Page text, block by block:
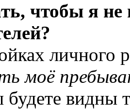
чтобы я
личного
моё
будете видны